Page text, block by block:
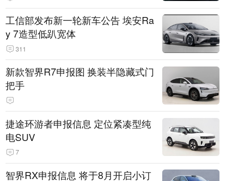
工信部发布新一轮新车公告 埃安Ra
y 7造型低趴宽体
311
新款智界R7申报图 换装半隐藏式门
把手
捷途环游者申报信息 定位紧凑型纯
电SUV
7
智界RX申报信息 将于8月开启小订